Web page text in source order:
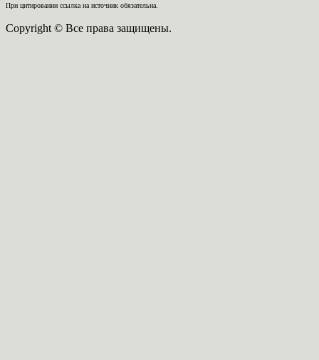
При цитировании ссылка на источник обязательна.
Copyright © Все права защищены.